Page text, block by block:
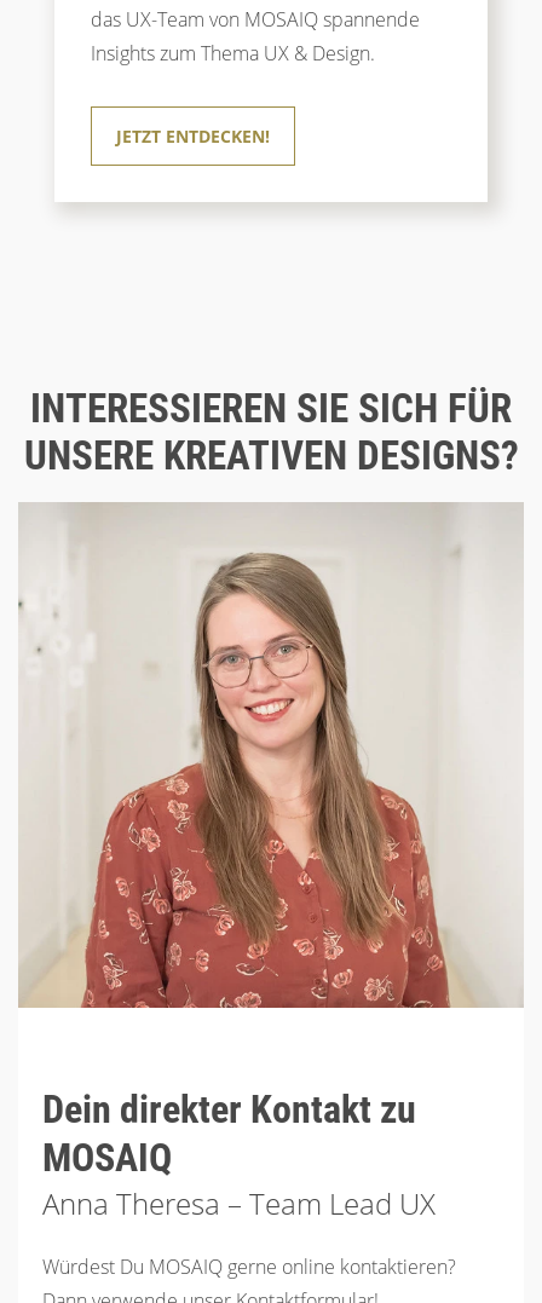
das UX-Team von MOSAIQ spannende
Insights zum Thema UX & Design.
JETZT ENTDECKEN!
INTERESSIEREN SIE SICH FÜR
UNSERE KREATIVEN DESIGNS?
Dein direkter Kontakt zu
MOSAIQ
Anna Theresa – Team Lead UX
Würdest Du MOSAIQ gerne online kontaktieren?